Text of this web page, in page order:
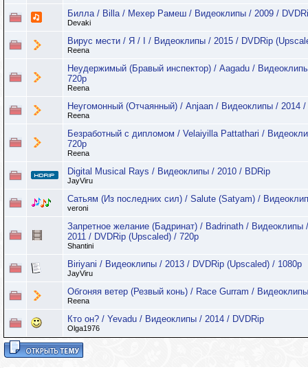
Билла / Billa / Мехер Рамеш / Видеоклипы / 2009 /
Devaki
Вирус мести / Я / I / Видеоклипы / 2015 / DVDRip
Reena
Неудержимый (Бравый инспектор) / Aagadu /
720p
Reena
Неугомонный (Отчаянный) / Anjaan / Видеоклипы / 2014
Reena
Безработный с дипломом / Velaiyilla Pattathari /
720p
Reena
Digital Musical Rays / Видеоклипы / 2010 / BDRip
JayViru
Сатьям (Из последних сил) / Salute (Satyam) /
veroni
Запретное желание (Бадринат) / Badrinath /
2011 / DVDRip (Upscaled) / 720p
Shantini
Biriyani / Видеоклипы / 2013 / DVDRip (Upscaled) / 1080p
JayViru
Обгоняя ветер (Резвый конь) / Race Gurram /
Reena
Кто он? / Yevadu / Видеоклипы / 2014 / DVDRip
Olga1976